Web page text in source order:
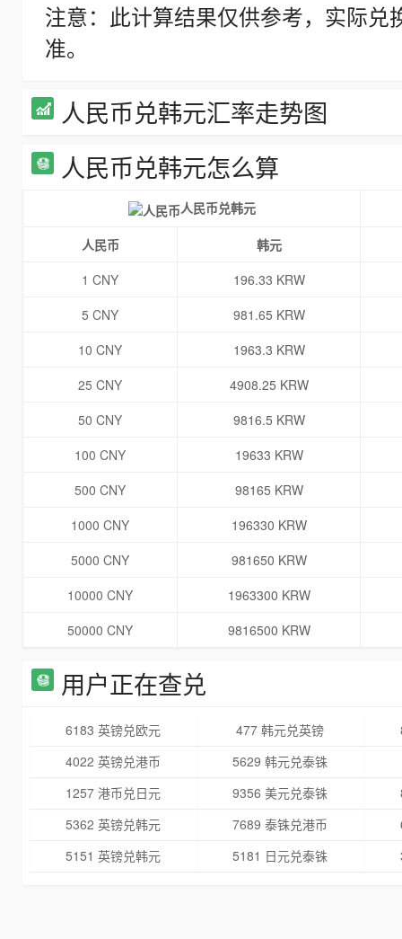
注意：此计算结果仅供参考，实际
准。
人民币兑韩元汇率走势图
人民币兑韩元怎么算
人民币兑韩元
人民币
韩元
1 CNY
196.33 KRW
5 CNY
981.65 KRW
10 CNY
1963.3 KRW
25 CNY
4908.25 KRW
50 CNY
9816.5 KRW
100 CNY
19633 KRW
500 CNY
98165 KRW
1000 CNY
196330 KRW
5000 CNY
981650 KRW
10000 CNY
1963300 KRW
50000 CNY
9816500 KRW
用户正在查兑
6183 英镑兑欧元 477 韩元兑英镑
4022 英镑兑港币
5629 韩元兑泰铢
1257 港币兑日元
9356 美元兑泰铢
5362 英镑兑韩元
7689 泰铢兑港币
5151 英镑兑韩元
5181 日元兑泰铢